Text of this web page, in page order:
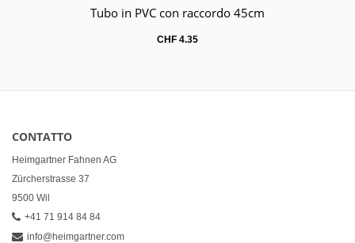
Carrello
Tubo in PVC con raccordo 45cm
CHF 4.35
CONTATTO
Heimgartner Fahnen AG
Zürcherstrasse 37
9500 Wil
+41 71 914 84 84
info@heimgartner.com